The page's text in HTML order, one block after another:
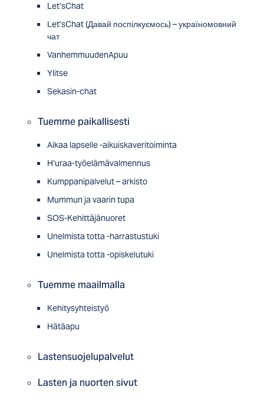
Let’sChat
Let’sChat (Давай поспілкуємось) – україномовний
чат
VanhemmuudenApuu
Ylitse
Sekasin-chat
Tuemme paikallisesti
Aikaa lapselle -aikuiskaveritoiminta
H’uraa-työelämävalmennus
Kumppanipalvelut – arkisto
Mummun ja vaarin tupa
SOS-Kehittäjänuoret
Unelmista totta -harrastustuki
Unelmista totta -opiskelutuki
Tuemme maailmalla
Kehitysyhteistyö
Hätäapu
Lastensuojelupalvelut
Lasten ja nuorten sivut